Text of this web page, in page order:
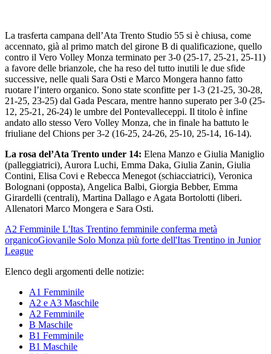
La trasferta campana dell’Ata Trento Studio 55 si è chiusa, come
accennato, già al primo match del girone B di qualificazione, quello
contro il Vero Volley Monza terminato per 3-0 (25-17, 25-21, 25-11)
a favore delle brianzole, che ha reso del tutto inutili le due sfide
successive, nelle quali Sara Osti e Marco Mongera hanno fatto
ruotare l’intero organico. Sono state sconfitte per 1-3 (21-25, 30-28,
21-25, 23-25) dal Gada Pescara, mentre hanno superato per 3-0 (25-
12, 25-21, 26-24) le umbre del Pontevalleceppi. Il titolo è infine
andato allo stesso Vero Volley Monza, che in finale ha battuto le
friuliane del Chions per 3-2 (16-25, 24-26, 25-10, 25-14, 16-14).
La rosa del’Ata Trento under 14: Elena Manzo e Giulia Maniglio
(palleggiatrici), Aurora Luchi, Emma Daka, Giulia Zanin, Giulia
Contini, Elisa Covi e Rebecca Menegot (schiacciatrici), Veronica
Bolognani (opposta), Angelica Balbi, Giorgia Bebber, Emma
Girardelli (centrali), Martina Dallago e Agata Bortolotti (liberi.
Allenatori Marco Mongera e Sara Osti.
A2 Femminile L'Itas Trentino femminile conferma metà
organicoGiovanile Solo Monza più forte dell'Itas Trentino in Junior
League
Elenco degli argomenti delle notizie:
A1 Femminile
A2 e A3 Maschile
A2 Femminile
B Maschile
B1 Femminile
B1 Maschile